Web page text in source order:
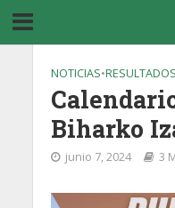
NOTICIAS•RESULTADOS
Biharko
junio 7, 2024 3